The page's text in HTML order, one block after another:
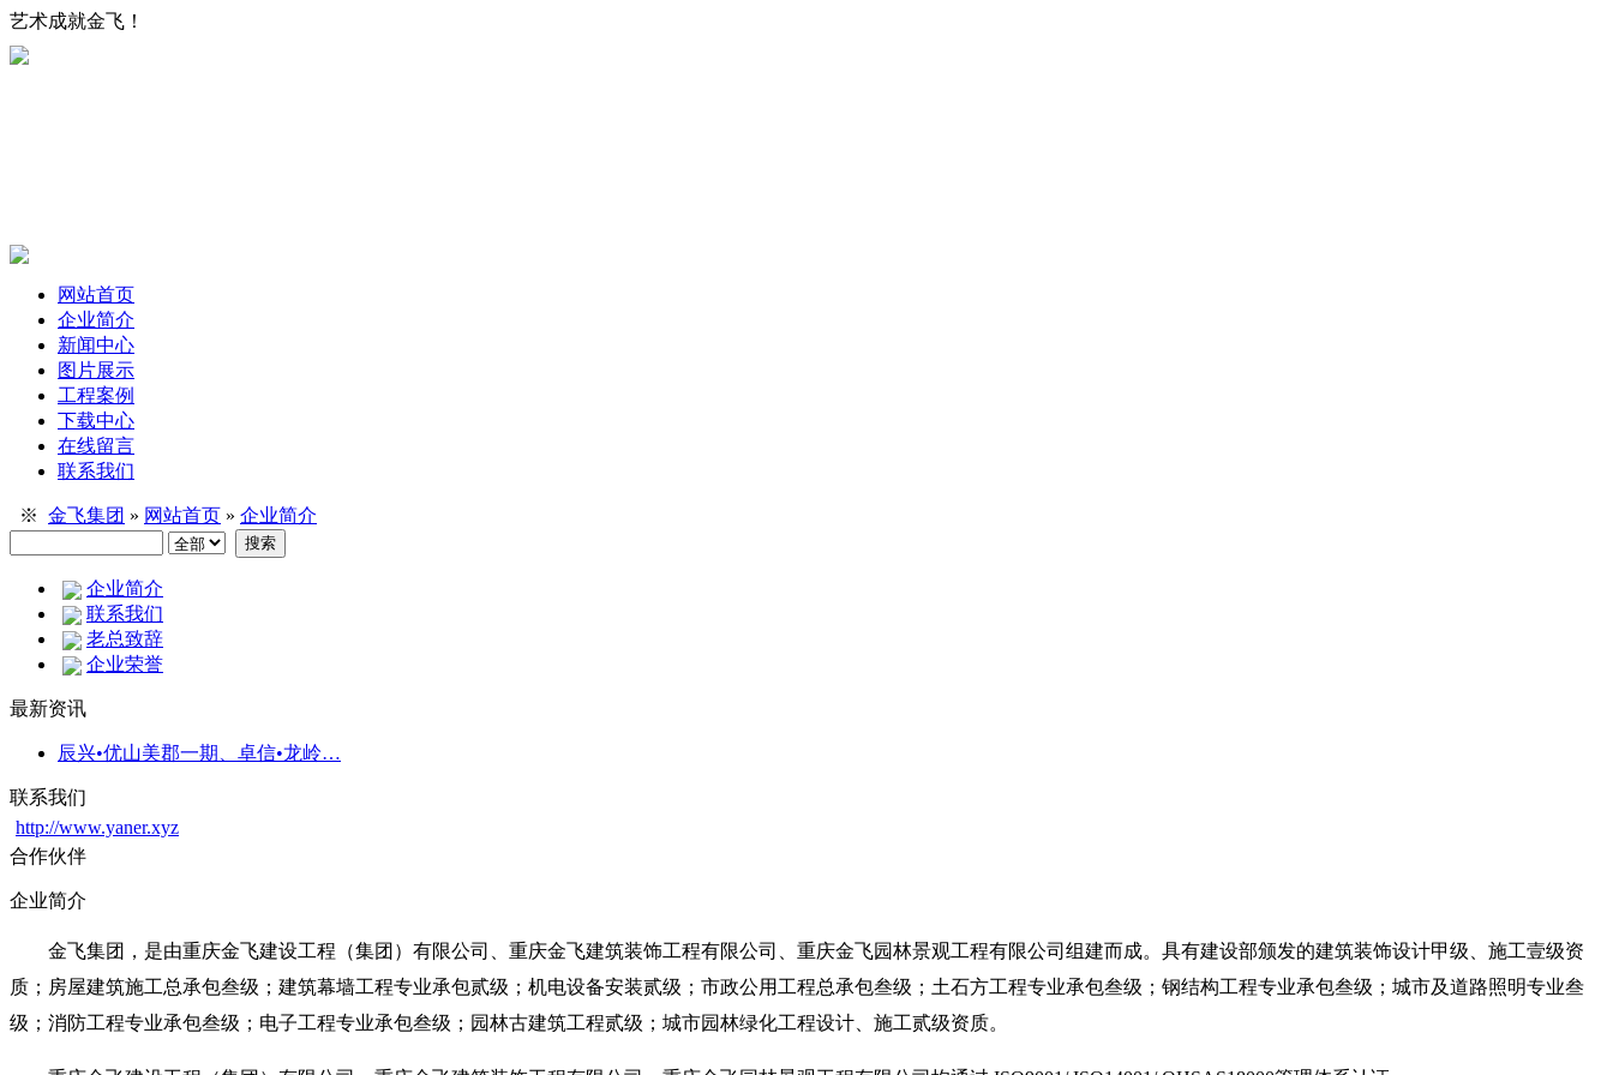
艺术成就金飞！
网站首页
企业简介
新闻中心
图片展示
工程案例
下载中心
在线留言
联系我们
※ 金飞集团 » 网站首页 » 企业简介
企业简介
联系我们
老总致辞
企业荣誉
最新资讯
辰兴•优山美郡一期、卓信•龙岭…
联系我们
http://www.yaner.xyz
合作伙伴
企业简介
金飞集团，是由重庆金飞建设工程（集团）有限公司、重庆金飞建筑装饰工程有限公司、重庆金飞园林景观工程有限公司组建而成。具有建设部颁发的建筑装饰设计甲级、施工壹级资
质；房屋建筑施工总承包叁级；建筑幕墙工程专业承包贰级；机电设备安装贰级；市政公用工程总承包叁级；土石方工程专业承包叁级；钢结构工程专业承包叁级；城市及道路照明专业叁
级；消防工程专业承包叁级；电子工程专业承包叁级；园林古建筑工程贰级；城市园林绿化工程设计、施工贰级资质。